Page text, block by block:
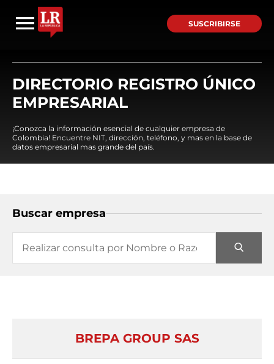
SUSCRIBIRSE
DIRECTORIO REGISTRO ÚNICO
EMPRESARIAL
¡Conozca la información esencial de cualquier empresa de
Colombia! Encuentre NIT, dirección, teléfono, y mas en la base de
datos empresarial mas grande del país.
Buscar empresa
BREPA GROUP SAS